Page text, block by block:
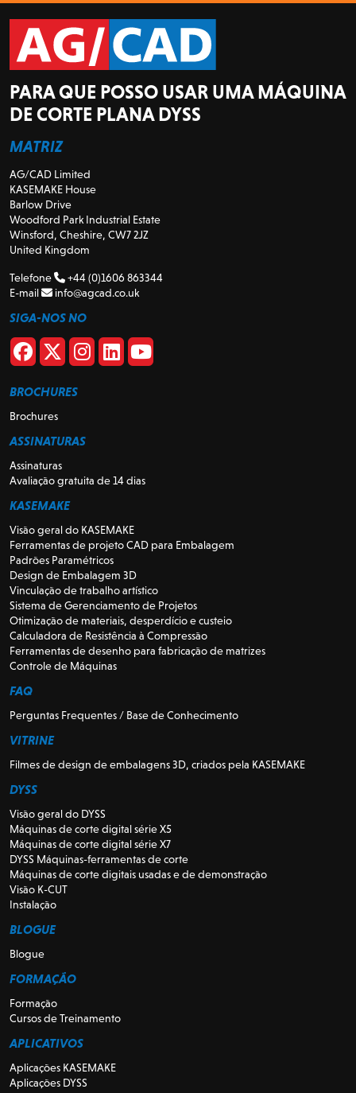
PARA QUE POSSO USAR UMA MÁQUINA
DE CORTE PLANA DYSS
MATRIZ
AG/CAD Limited
KASEMAKE House
Barlow Drive
Woodford Park Industrial Estate
Winsford, Cheshire, CW7 2JZ
United Kingdom
Telefone
+44 (0)1606 863344
E-mail
info@agcad.co.uk
SIGA-NOS NO
BROCHURES
Brochures
ASSINATURAS
Assinaturas
Avaliação gratuita de 14 dias
KASEMAKE
Visão geral do KASEMAKE
Ferramentas de projeto CAD para Embalagem
Padrões Paramétricos
Design de Embalagem 3D
Vinculação de trabalho artístico
Sistema de Gerenciamento de Projetos
Otimização de materiais, desperdício e custeio
Calculadora de Resistência à Compressão
Ferramentas de desenho para fabricação de matrizes
Controle de Máquinas
FAQ
Perguntas Frequentes / Base de Conhecimento
VITRINE
Filmes de design de embalagens 3D, criados pela KASEMAKE
DYSS
Visão geral do DYSS
Máquinas de corte digital série X5
Máquinas de corte digital série X7
DYSS Máquinas-ferramentas de corte
Máquinas de corte digitais usadas e de demonstração
Visão K-CUT
Instalação
BLOGUE
Blogue
FORMAÇÃO
Formação
Cursos de Treinamento
APLICATIVOS
Aplicações KASEMAKE
Aplicações DYSS